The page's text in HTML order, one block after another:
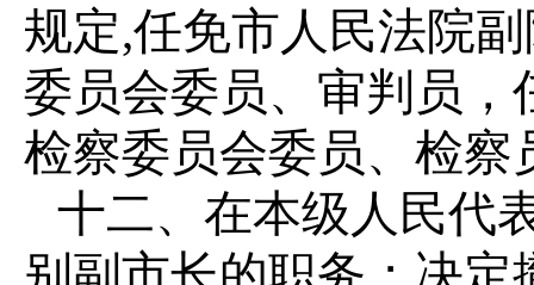
规定,任免市人民法院
委员会委员、审判员
检察委员会委员、检察
十二、在本级人民代